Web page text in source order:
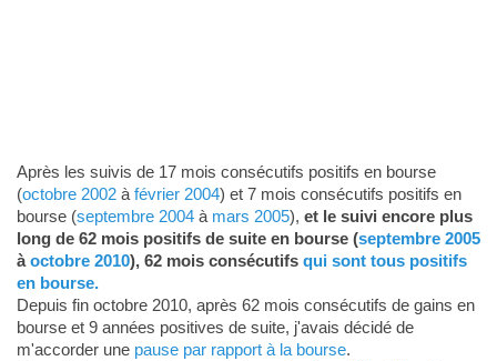
Après les suivis de 17 mois consécutifs positifs en bourse
(octobre 2002à février 2004) et 7 mois consécutifs positifs en
bourse (septembre 2004à mars 2005), et le suivi encore plus
long de 62 mois positifs de suite en bourse (septembre 2005
àoctobre 2010), 62 mois consécutifs qui sont tous positifs
en bourse.
Depuis fin octobre 2010, après 62 mois consécutifs de gains en
bourse et 9 années positives de suite, j'avais décidé de
m'accorder une pause par rapport à la bourse.